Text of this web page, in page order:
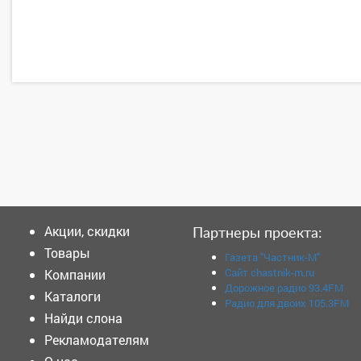
Акции, скидки
Товары
Компании
Каталоги
Найди слона
Рекламодателям
Партнеры проекта:
Газета "Частник-М"
Сайт chastnik-m.ru
Дорожное радио 93.4FM
Радио для двоих 105.3FM